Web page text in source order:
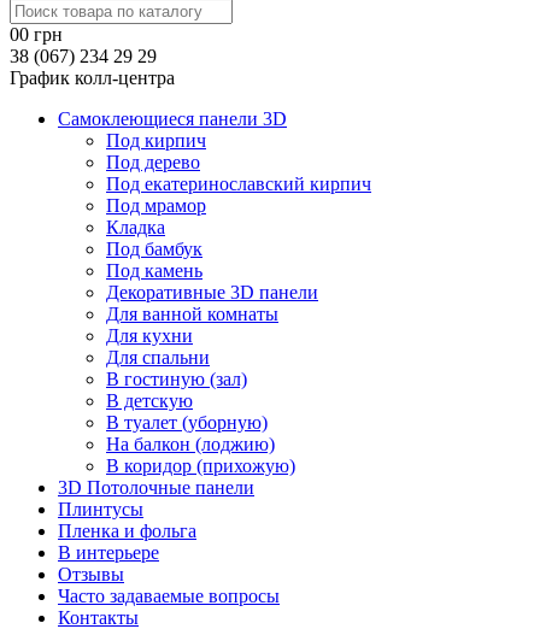
00 грн
38 (067) 234 29 29
График колл-центра
Самоклеющиеся панели 3D
Под кирпич
Под дерево
Под екатеринославский кирпич
Под мрамор
Кладка
Под бамбук
Под камень
Декоративные 3D панели
Для ванной комнаты
Для кухни
Для спальни
В гостиную (зал)
В детскую
В туалет (уборную)
На балкон (лоджию)
В коридор (прихожую)
3D Потолочные панели
Плинтусы
Пленка и фольга
В интерьере
Отзывы
Часто задаваемые вопросы
Контакты